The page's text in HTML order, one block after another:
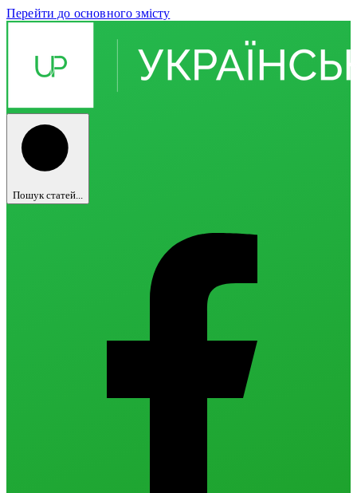
Перейти до основного змісту
Пошук статей...